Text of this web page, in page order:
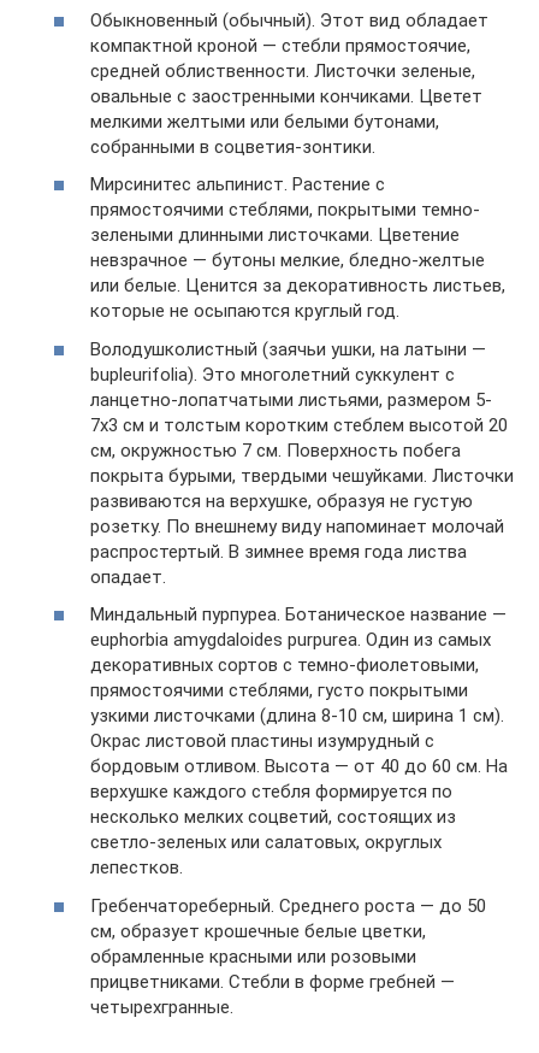
Обыкновенный (обычный). Этот вид обладает
компактной кроной — стебли прямостоячие,
средней облиственности. Листочки зеленые,
овальные с заостренными кончиками. Цветет
мелкими желтыми или белыми бутонами,
собранными в соцветия-зонтики.
Мирсинитес альпинист. Растение с
прямостоячими стеблями, покрытыми темно-
зелеными длинными листочками. Цветение
невзрачное — бутоны мелкие, бледно-желтые
или белые. Ценится за декоративность листьев,
которые не осыпаются круглый год.
Володушколистный (заячьи ушки, на латыни —
bupleurifolia). Это многолетний суккулент с
ланцетно-лопатчатыми листьями, размером 5-
7х3 см и толстым коротким стеблем высотой 20
см, окружностью 7 см. Поверхность побега
покрыта бурыми, твердыми чешуйками. Листочки
развиваются на верхушке, образуя не густую
розетку. По внешнему виду напоминает молочай
распростертый. В зимнее время года листва
опадает.
Миндальный пурпуреа. Ботаническое название —
euphorbia amygdaloides purpurea. Один из самых
декоративных сортов с темно-фиолетовыми,
прямостоячими стеблями, густо покрытыми
узкими листочками (длина 8-10 см, ширина 1 см).
Окрас листовой пластины изумрудный с
бордовым отливом. Высота — от 40 до 60 см. На
верхушке каждого стебля формируется по
несколько мелких соцветий, состоящих из
светло-зеленых или салатовых, округлых
лепестков.
Гребенчатореберный. Среднего роста — до 50
см, образует крошечные белые цветки,
обрамленные красными или розовыми
прицветниками. Стебли в форме гребней —
четырехгранные.